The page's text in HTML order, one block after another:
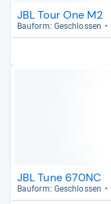
JBL Tour One M2
Bau­form: Geschlos­sen
JBL Tune 670NC
Bau­form: Geschlos­sen